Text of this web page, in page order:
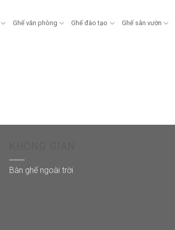
Ghế văn phòng Ghế đào tạo Ghế sân vườn
Bàn ghế ngoài trời